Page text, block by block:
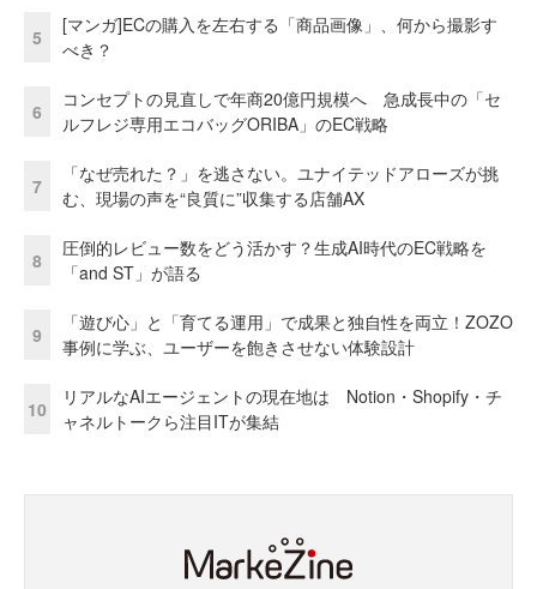
5
[マンガ]ECの購入を左右する「商品画像」、何から撮影す
べき？
6
コンセプトの見直しで年商20億円規模へ 急成長中の「セ
ルフレジ専用エコバッグORIBA」のEC戦略
7
「なぜ売れた？」を逃さない。ユナイテッドアローズが挑
む、現場の声を“良質に”収集する店舗AX
8
圧倒的レビュー数をどう活かす？生成AI時代のEC戦略を
「and ST」が語る
9
「遊び心」と「育てる運用」で成果と独自性を両立！ZOZO
事例に学ぶ、ユーザーを飽きさせない体験設計
10
リアルなAIエージェントの現在地は Notion・Shopify・チ
ャネルトークら注目ITが集結